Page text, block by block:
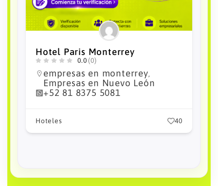
City Express Plus by Marriott
Monterrey Nuevo Sur
0.0 (0)
Empresas en México ,empresas
en monterrey,Empresas en